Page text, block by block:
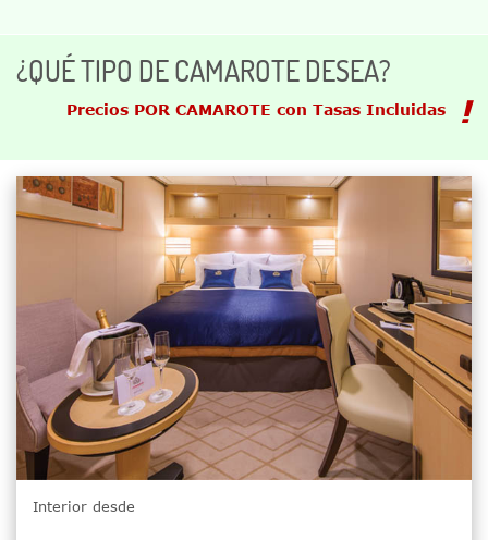
¿QUÉ TIPO DE CAMAROTE DESEA?
Precios POR CAMAROTE con Tasas Incluidas
Interior desde